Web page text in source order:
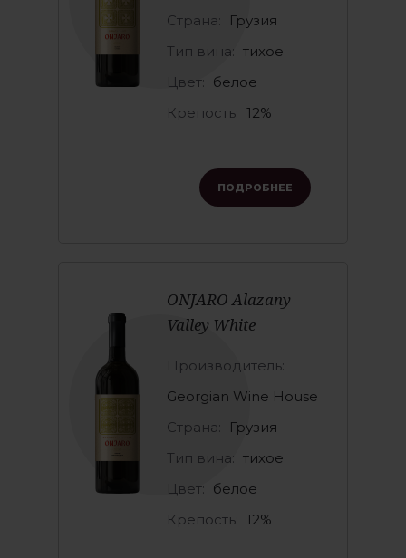
Страна:
Грузия
Тип вина: тихое
Цвет: белое
Крепость: 12%
ПОДРОБНЕЕ
ONJARO Alazany
Valley White
Производитель:
Georgian Wine House
Страна:
Грузия
Тип вина: тихое
Цвет: белое
Крепость: 12%